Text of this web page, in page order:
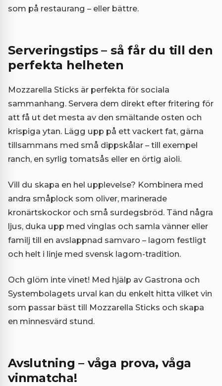
som på restaurang – eller bättre.
Serveringstips – så får du till den
perfekta helheten
Mozzarella Sticks är perfekta för sociala
sammanhang. Servera dem direkt efter fritering för
att få ut det mesta av den smältande osten och
krispiga ytan. Lägg upp på ett vackert fat, gärna
tillsammans med små dippskålar – till exempel
ranch, en syrlig tomatsås eller en örtig aioli.
Vill du skapa en hel upplevelse? Kombinera med
andra småplock som oliver, marinerade
kronärtskockor och små surdegsbröd. Tänd några
ljus, duka upp med vinglas och samla vänner eller
familj till en avslappnad samvaro – lagom festligt
och helt i linje med svensk lagom-tradition.
Och glöm inte vinet! Med hjälp av Gastrona och
Systembolagets urval kan du enkelt hitta vilket vin
som passar bäst till Mozzarella Sticks och skapa
en minnesvärd stund.
Avslutning – våga prova, våga
vinmatcha!